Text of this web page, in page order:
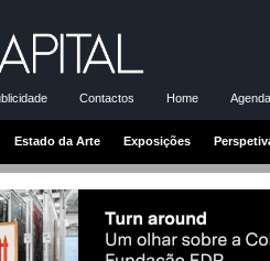
Contactos Home
Estado da Arte Exposições